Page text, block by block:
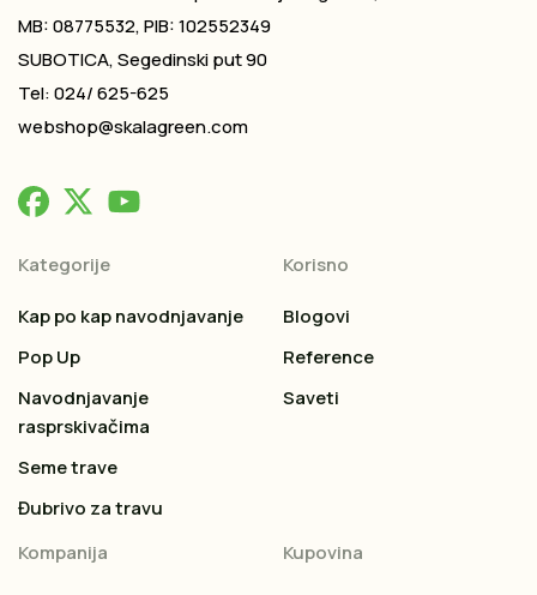
MB: 08775532, PIB: 102552349
SUBOTICA, Segedinski put 90
Tel: 024/ 625-625
webshop@skalagreen.com
Kategorije
Kap po kap navodnjavanje
Pop Up
Navodnjavanje
rasprskivačima
Seme trave
Đubrivo za travu
Korisno
Blogovi
Reference
Saveti
Kompanija Kupovina